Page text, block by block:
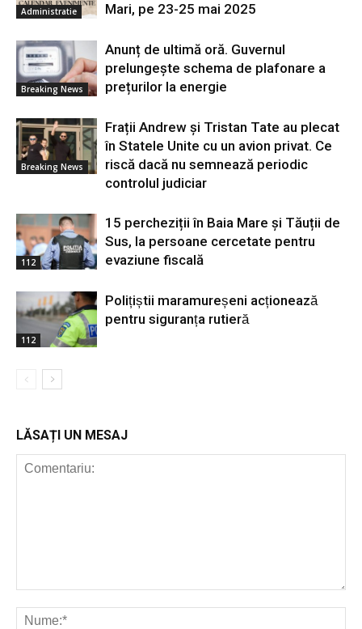
Administratie
Mari, pe 23-25 mai 2025
Breaking News
Anunț de ultimă oră. Guvernul
prelungește schema de plafonare a
prețurilor la energie
Breaking News
Frații Andrew și Tristan Tate au plecat
în Statele Unite cu un avion privat. Ce
riscă dacă nu semnează periodic
controlul judiciar
112
15 percheziții în Baia Mare și Tăuții de
Sus, la persoane cercetate pentru
evaziune fiscală
112
Polițiștii maramureșeni acționează
pentru siguranța rutieră
LĂSAȚI UN MESAJ